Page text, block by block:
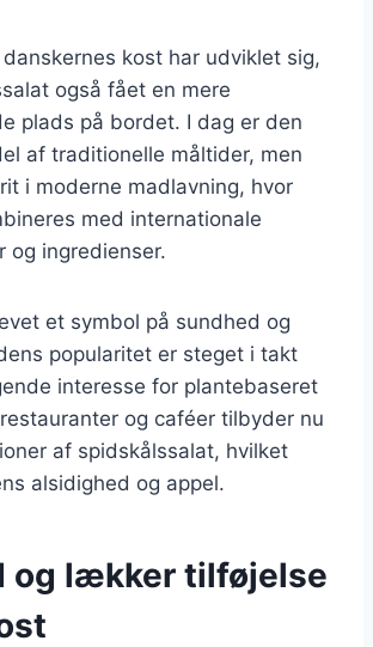
kost har udviklet sig,
også fået en mere
plads på bordet. I dag er den
af traditionelle måltider, men
i moderne madlavning, hvor
med internationale
og ingredienser.
et symbol på sundhed og
popularitet er steget i takt
interesse for plantebaseret
og caféer tilbyder nu
af spidskålssalat, hvilket
alsidighed og appel.
og lækker tilføjelse